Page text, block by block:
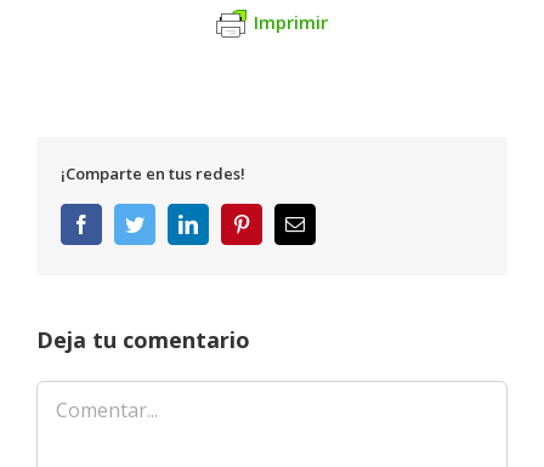
Imprimir
¡Comparte en tus redes!
FacebookTwitterLinkedInPinterestCorreo
electrónico
Deja tu comentario
Comentar